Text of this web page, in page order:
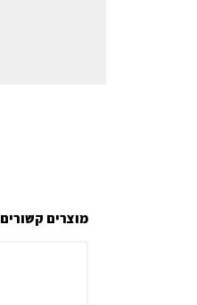
מוצרים קשורים